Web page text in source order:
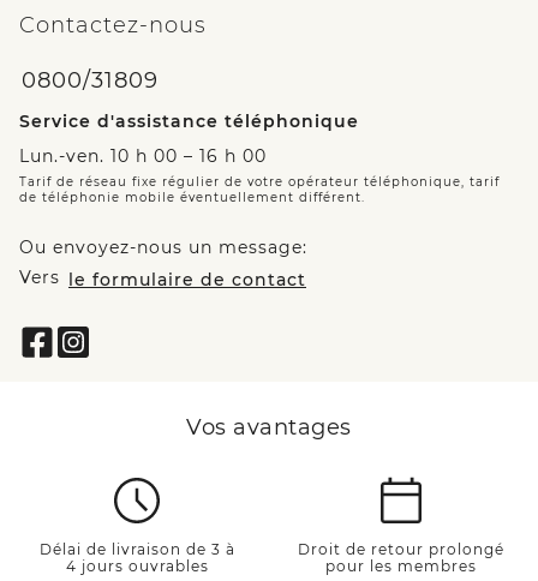
Contactez-nous
0800/31809
Service d'assistance téléphonique
Lun.-ven. 10 h 00 – 16 h 00
Tarif de réseau fixe régulier de votre opérateur téléphonique, tarif
de téléphonie mobile éventuellement différent.
Ou envoyez-nous un message:
Vers le formulaire de contact
Vos avantages
Délai de livraison de 3 à
4 jours ouvrables
Droit de retour prolongé
pour les membres